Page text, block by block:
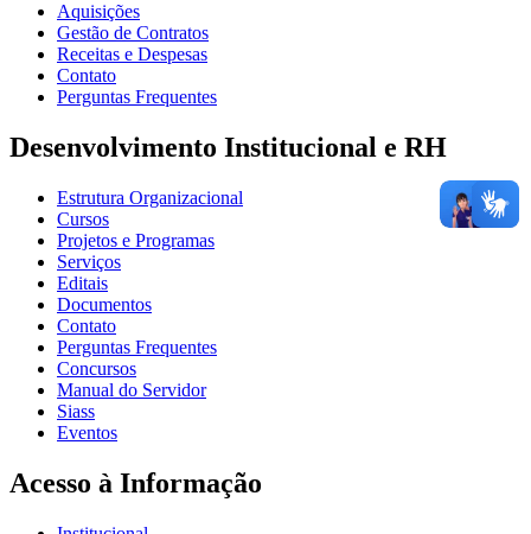
Aquisições
Gestão de Contratos
Receitas e Despesas
Contato
Perguntas Frequentes
Desenvolvimento Institucional e RH
Estrutura Organizacional
Cursos
Projetos e Programas
Serviços
Editais
Documentos
Contato
Perguntas Frequentes
Concursos
Manual do Servidor
Siass
Eventos
Acesso à Informação